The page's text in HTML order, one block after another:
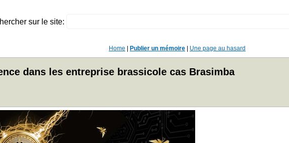
sur le site:
Home Publier un mémoire Une page au hasard
dans les entreprise brassicole cas Brasimba